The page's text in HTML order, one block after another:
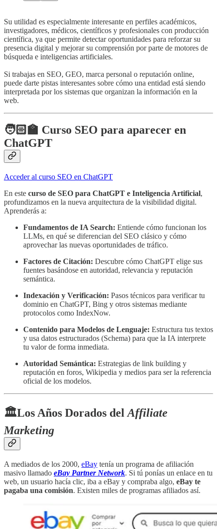
Su utilidad es especialmente interesante en perfiles académicos,
investigadores, médicos, científicos y profesionales con producción
científica, ya que permite detectar oportunidades para reforzar su
presencia digital y mejorar su comprensión por parte de motores de
búsqueda e inteligencias artificiales.
Si trabajas en SEO, GEO, marca personal o reputación online,
puede darte pistas interesantes sobre cómo una entidad está siendo
interpretada por los sistemas que organizan la información en la
web.
🧑🏻‍🏫 Curso SEO para aparecer en
ChatGPT
Acceder al curso SEO en ChatGPT
En este curso de SEO para ChatGPT e Inteligencia Artificial,
profundizamos en la nueva arquitectura de la visibilidad digital.
Aprenderás a:
Fundamentos de IA Search: Entiende cómo funcionan los
LLMs, en qué se diferencian del SEO clásico y cómo
aprovechar las nuevas oportunidades de tráfico.
Factores de Citación: Descubre cómo ChatGPT elige sus
fuentes basándose en autoridad, relevancia y reputación
semántica.
Indexación y Verificación: Pasos técnicos para verificar tu
dominio en ChatGPT, Bing y otros sistemas mediante
protocolos como IndexNow.
Contenido para Modelos de Lenguaje: Estructura tus textos
y usa datos estructurados (Schema) para que la IA interprete
tu valor de forma inmediata.
Autoridad Semántica: Estrategias de link building y
reputación en foros, Wikipedia y medios para ser la referencia
oficial de los modelos.
🏛️Los Años Dorados del Affiliate
Marketing
A mediados de los 2000, eBay tenía un programa de afiliación
masivo llamado eBay Partner Network. Si tú ponías un enlace en tu
web, un usuario hacía clic, iba a eBay y compraba algo, eBay te
pagaba una comisión. Existen miles de programas afiliados así.